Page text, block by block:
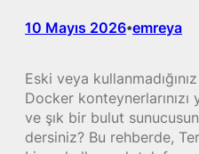
10 Mayıs 2026•emreya
Eski veya
Docker
ve şık bir bulut
dersiniz? Bu rehberde,